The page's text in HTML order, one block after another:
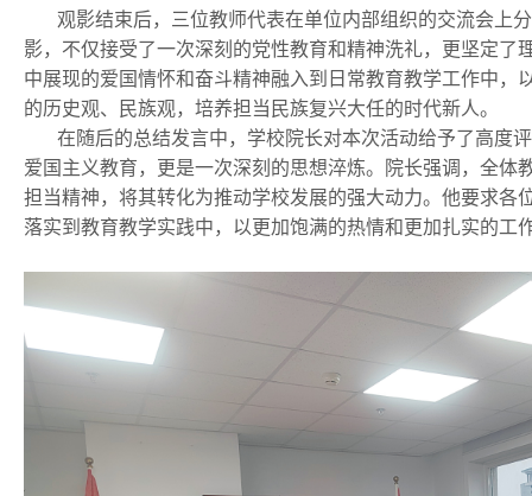
观影结束后，三位教师代表在单位内部组织的交流会上
影，不仅接受了一次深刻的党性教育和精神洗礼，更坚定了
中展现的爱国情怀和奋斗精神融入到日常教育教学工作中，
的历史观、民族观，培养担当民族复兴大任的时代新人。
在随后的总结发言中，学校院长对本次活动给予了高度
爱国主义教育，更是一次深刻的思想淬炼。院长强调，全体
担当精神，将其转化为推动学校发展的强大动力。他要求各
落实到教育教学实践中，以更加饱满的热情和更加扎实的工